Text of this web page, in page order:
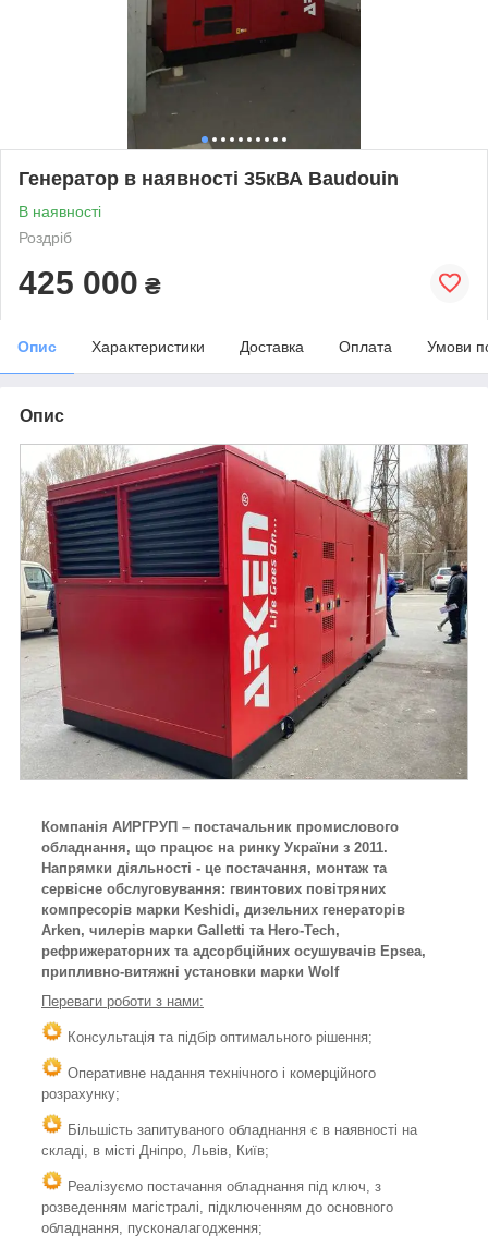
Генератор в наявності 35кВА Baudouin
В наявності
Роздріб
425 000 ₴
Опис Характеристики Доставка Оплата Умови
Опис
Компанія АИРГРУП – постачальник промислового
обладнання, що працює на ринку України з 2011.
Напрямки діяльності - це постачання, монтаж та
сервісне обслуговування: гвинтових повітряних
компресорів марки Keshidi, дизельних генераторів
Arken, чилерів марки Galletti та Hero-Tech,
рефрижераторних та адсорбційних осушувачів Epsea,
припливно-витяжні установки марки Wolf
Переваги роботи з нами:
Консультація та підбір оптимального рішення;
Оперативне надання технічного і комерційного
розрахунку;
Більшість запитуваного обладнання є в наявності на
складі, в місті Дніпро, Львів, Київ;
Реалізуємо постачання обладнання під ключ, з
розведенням магістралі, підключенням до основного
обладнання, пусконалагодження;